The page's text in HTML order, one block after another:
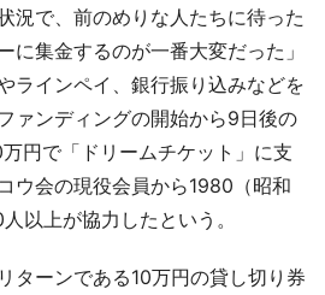
況で、前のめりな人たちに待った
に集金するのが一番大変だった」
ラインペイ、銀行振り込みなどを
ァンディングの開始から9日後の
円で「ドリームチケット」に支
ウ会の現役会員から1980（昭和
以上が協力したという。
ターンである10万円の貸し切り券